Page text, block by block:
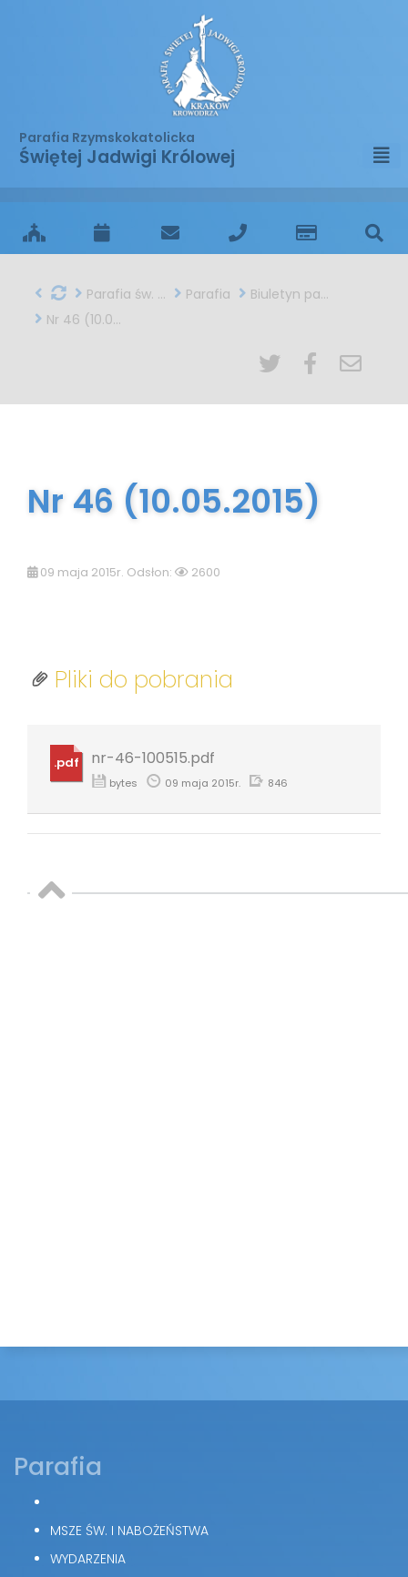
Parafia Rzymskokatolicka
Świętej Jadwigi Królowej
Parafia św. Jadwigi w Krakowie Parafia
Biuletyn parafialny
Nr 46 (10.05.2015)
Nr 46 (10.05.2015)
09 maja 2015r. Odsłon: 2600
Pliki do pobrania
.pdf nr-46-100515.pdf
bytes 09 maja 2015r. 846
Parafia
MSZE ŚW. I NABOŻEŃSTWA
WYDARZENIA